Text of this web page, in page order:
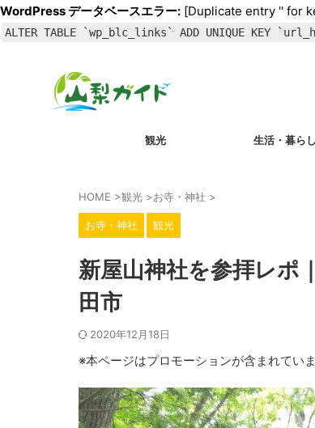
WordPress データベースエラー: [Duplicate entry '' for
ALTER TABLE `wp_blc_links` ADD UNIQUE KEY
観光 生活・暮らし
HOME >観光 >お寺・神社 >
お寺・神社 観光
新屋山神社を参拝レポ
田市
2020年12月18日
※本ページはプロモーションが含まれてい